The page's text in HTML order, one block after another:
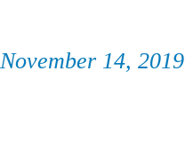
November 14, 2019